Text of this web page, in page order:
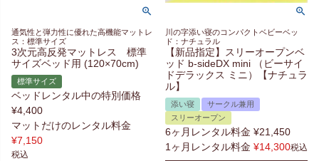
通気性と弾力性に優れた高機能マットレ
ス：標準サイズ
3次元高反発マットレス 標準
サイズベッド用 (120×70cm)
標準サイズ
ベッドレンタル中の特別価格
¥4,400
マットだけのレンタル料金
¥7,150
税込
川の字添い寝のコンパクトベビーベッ
ド：ナチュラル
【新品指定】スリーオープンベ
ッド b-sideDX mini （ビーサイ
ドデラックス ミニ）【ナチュラ
ル】
添い寝
サークル兼用
スリーオープン
6ヶ月レンタル料金 ¥21,450
1ヶ月レンタル料金 ¥14,300税込